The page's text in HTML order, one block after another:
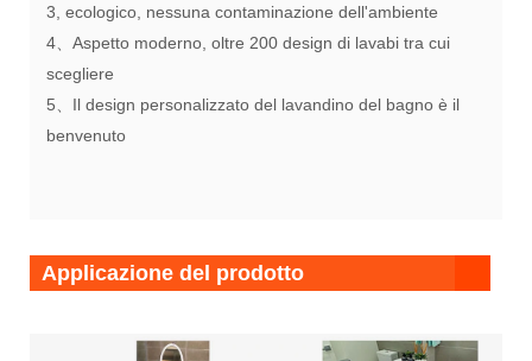
3, ecologico, nessuna contaminazione dell'ambiente
4、Aspetto moderno, oltre 200 design di lavabi tra cui
scegliere
5、Il design personalizzato del lavandino del bagno è il
benvenuto
Applicazione del prodotto